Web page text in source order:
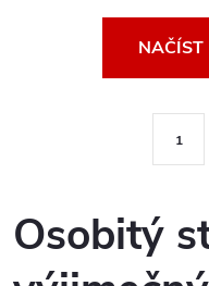
Čipová sada : Intel® SoC
d
a
á
n
1
Osobitý